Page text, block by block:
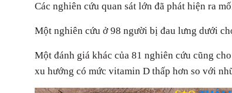
Các nghiên cứu quan sát lớn đã phát hiện ra
Một nghiên cứu ở 98 người bị đau lưng dưới
Một đánh giá khác của 81 nghiên cứu cũng
xu hướng có mức vitamin D thấp hơn so với